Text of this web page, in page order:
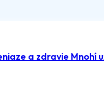
a zdravie